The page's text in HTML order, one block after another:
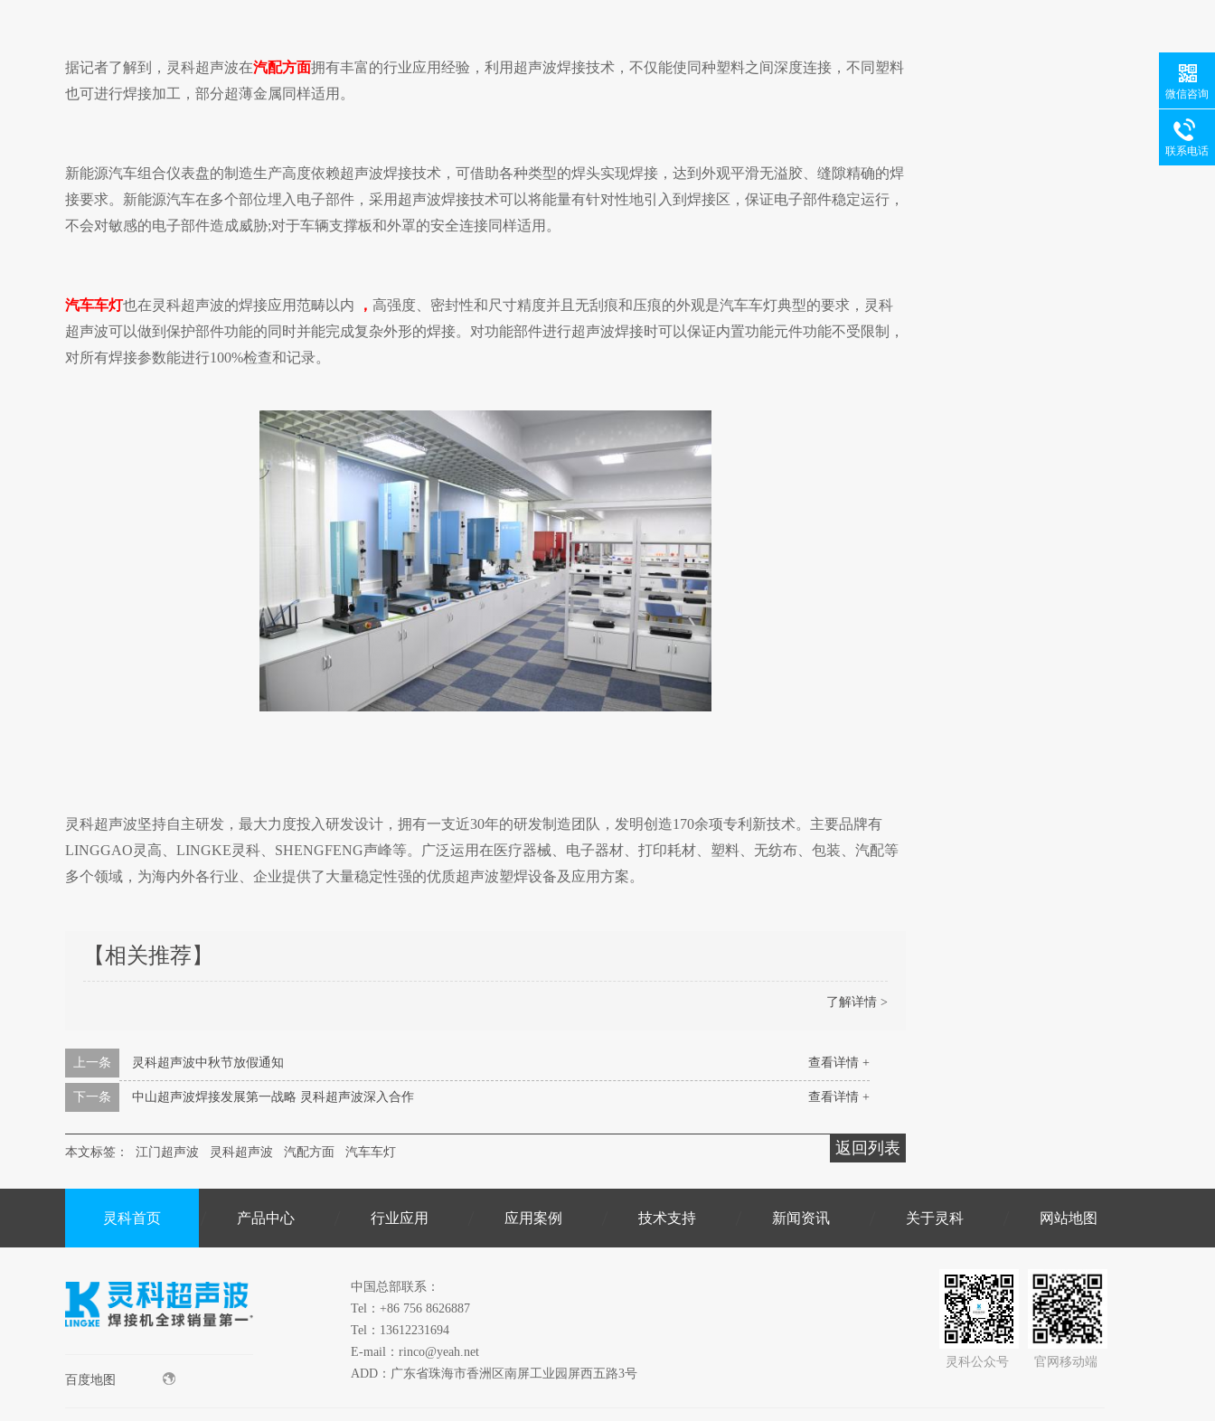
据记者了解到，灵科超声波在汽配方面拥有丰富的行业应用经验，利用超声波焊接技术，不仅能使同种塑料之间深度连接，不同塑料
也可进行焊接加工，部分超薄金属同样适用。
新能源汽车组合仪表盘的制造生产高度依赖超声波焊接技术，可借助各种类型的焊头实现焊接，达到外观平滑无溢胶、缝隙精确的焊
接要求。新能源汽车在多个部位埋入电子部件，采用超声波焊接技术可以将能量有针对性地引入到焊接区，保证电子部件稳定运行，
不会对敏感的电子部件造成威胁;对于车辆支撑板和外罩的安全连接同样适用。
汽车车灯也在灵科超声波的焊接应用范畴以内 ， 高强度、密封性和尺寸精度并且无刮痕和压痕的外观是汽车车灯典型的要求，灵科
超声波可以做到保护部件功能的同时并能完成复杂外形的焊接。对功能部件进行超声波焊接时可以保证内置功能元件功能不受限制，
对所有焊接参数能进行100%检查和记录。
灵科超声波坚持自主研发，最大力度投入研发设计，拥有一支近30年的研发制造团队，发明创造170余项专利新技术。主要品牌有
LINGGAO灵高、LINGKE灵科、SHENGFENG声峰等。广泛运用在医疗器械、电子器材、打印耗材、塑料、无纺布、包装、汽配等
多个领域，为海内外各行业、企业提供了大量稳定性强的优质超声波塑焊设备及应用方案。
【相关推荐】
了解详情 >
查看详情 +
上一条 灵科超声波中秋节放假通知
查看详情 +
下一条 中山超声波焊接发展第一战略 灵科超声波深入合作
返回列表
本文标签： 江门超声波 灵科超声波 汽配方面 汽车车灯
灵科首页 产品中心 行业应用 应用案例 技术支持 新闻资讯 关于灵科 网站地图
百度地图
中国总部联系：
Tel：+86 756 8626887
Tel：13612231694
E-mail：rinco@yeah.net
ADD：广东省珠海市香洲区南屏工业园屏西五路3号
灵科公众号 官网移动端
微信咨询
联系电话